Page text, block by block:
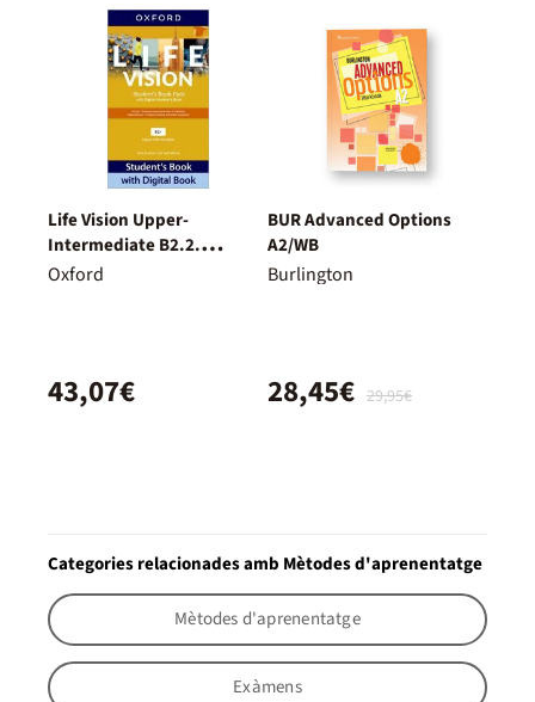
Life Vision Upper-
Intermediate B2.2.
Student'S Book.
Oxford
43,07€
BUR Advanced Options
A2/WB
Burlington
29,95€
28,45€
Categories relacionades amb Mètodes d'aprenentatge
Mètodes d'aprenentatge
Exàmens